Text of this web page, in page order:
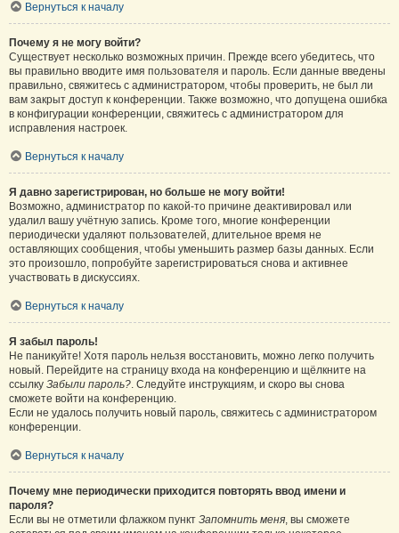
Вернуться к началу
Почему я не могу войти?
Существует несколько возможных причин. Прежде всего убедитесь, что
вы правильно вводите имя пользователя и пароль. Если данные введены
правильно, свяжитесь с администратором, чтобы проверить, не был ли
вам закрыт доступ к конференции. Также возможно, что допущена ошибка
в конфигурации конференции, свяжитесь с администратором для
исправления настроек.
Вернуться к началу
Я давно зарегистрирован, но больше не могу войти!
Возможно, администратор по какой-то причине деактивировал или
удалил вашу учётную запись. Кроме того, многие конференции
периодически удаляют пользователей, длительное время не
оставляющих сообщения, чтобы уменьшить размер базы данных. Если
это произошло, попробуйте зарегистрироваться снова и активнее
участвовать в дискуссиях.
Вернуться к началу
Я забыл пароль!
Не паникуйте! Хотя пароль нельзя восстановить, можно легко получить
новый. Перейдите на страницу входа на конференцию и щёлкните на
ссылку Забыли пароль?. Следуйте инструкциям, и скоро вы снова
сможете войти на конференцию.
Если не удалось получить новый пароль, свяжитесь с администратором
конференции.
Вернуться к началу
Почему мне периодически приходится повторять ввод имени и
пароля?
Если вы не отметили флажком пункт Запомнить меня, вы сможете